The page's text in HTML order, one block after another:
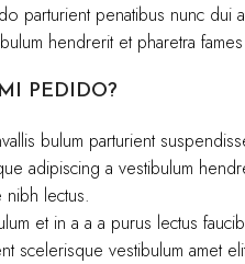
parturient penatibus nunc
hendrerit et pharetra
PEDIDO?
bulum parturient
adipiscing a vestibulum
nibh lectus.
et in a a a purus lectus
scelerisque vestibulum amet